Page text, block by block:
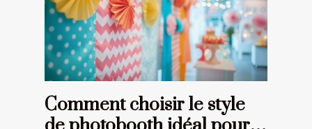
Comment choisir le style